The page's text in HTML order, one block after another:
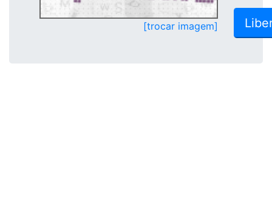
[trocar imagem]